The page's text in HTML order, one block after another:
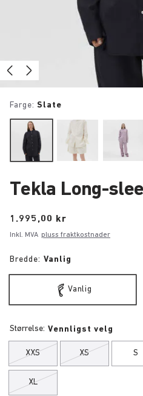
Farge: Slate
Tekla Long-
Price:
1.995,00 kr
Inkl. MVA pluss fraktkostnader
Bredde: Vanlig
Vanlig
Størrelse: Vennligst velg
XXS XS S
XL